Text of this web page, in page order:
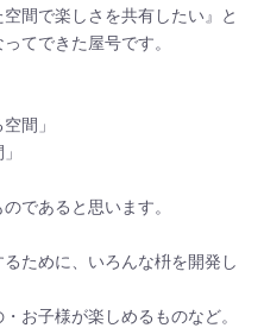
間で楽しさを共有したい』と
てできた屋号です。
間」
であると思います。
ために、いろんな枡を開発し
お子様が楽しめるものなど。